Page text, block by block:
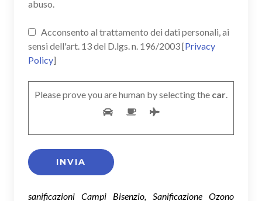
abuso.
Acconsento al trattamento dei dati personali, ai
sensi dell'art. 13 del D.lgs. n. 196/2003 [Privacy
Policy]
Please prove you are human by selecting the car.
sanificazioni Campi Bisenzio, Sanificazione Ozono